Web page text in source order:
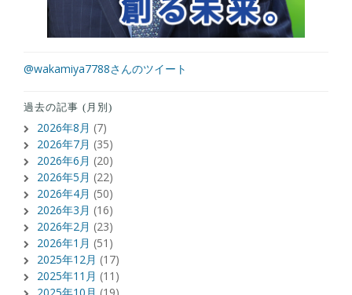
@wakamiya7788さんのツイート
過去の記事 (月別)
2026年8月 (7)
2026年7月 (35)
2026年6月 (20)
2026年5月 (22)
2026年4月 (50)
2026年3月 (16)
2026年2月 (23)
2026年1月 (51)
2025年12月 (17)
2025年11月 (11)